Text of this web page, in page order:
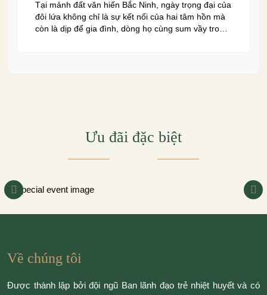
Tại mảnh đất văn hiến Bắc Ninh, ngày trọng đại của
đôi lứa không chỉ là sự kết nối của hai tâm hồn mà
còn là dịp để gia đình, dòng họ cùng sum vầy trong
Ưu đãi đặc biệt
Về chúng tôi
Được thành lập bởi đội ngũ Ban lãnh đạo trẻ nhiệt huyết và có